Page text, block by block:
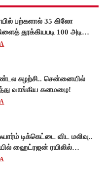
பற்களால் 35 கிலோ
தூக்கியபடி 100 அடி
சென்று முன்னாள் ராணுவ வீரர்
சுழற்சி.. சென்னையில்
வாங்கிய கனமழை!
டிக்கெட்டை விட மலிவு..
ஹைட்ரஜன் ரயிலில்